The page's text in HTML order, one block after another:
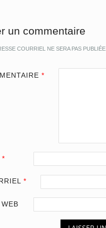
un commentaire
COURRIEL NE SERA PAS PUBLIÉE.
*
*
*